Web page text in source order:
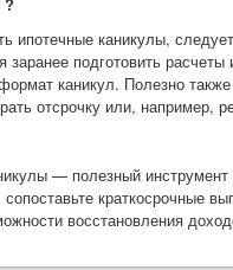
ипотечные каникулы,
заранее подготовить
каникул. Полезно
отсрочку или, например,
— полезный
сопоставьте краткосрочные
восстановления